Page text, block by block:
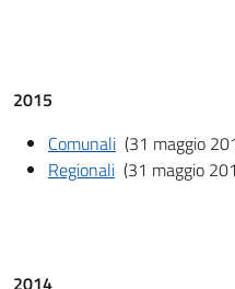
2015
Comunali (31 maggio
Regionali (31 maggio
2014